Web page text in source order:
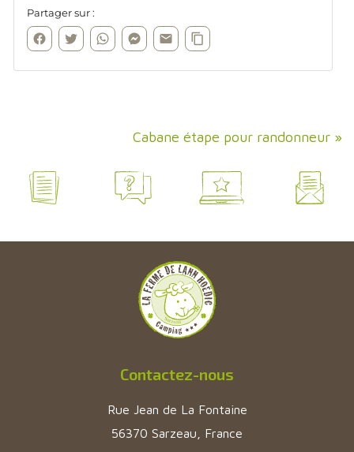
Cabane étape pour randonneur »
Contactez-nous
Rue Jean de La Fontaine
56370 Sarzeau, France